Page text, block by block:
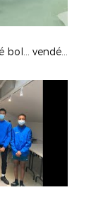
Foot : les Bleus ont un sacré bol... vendéen (France 3 PDL)